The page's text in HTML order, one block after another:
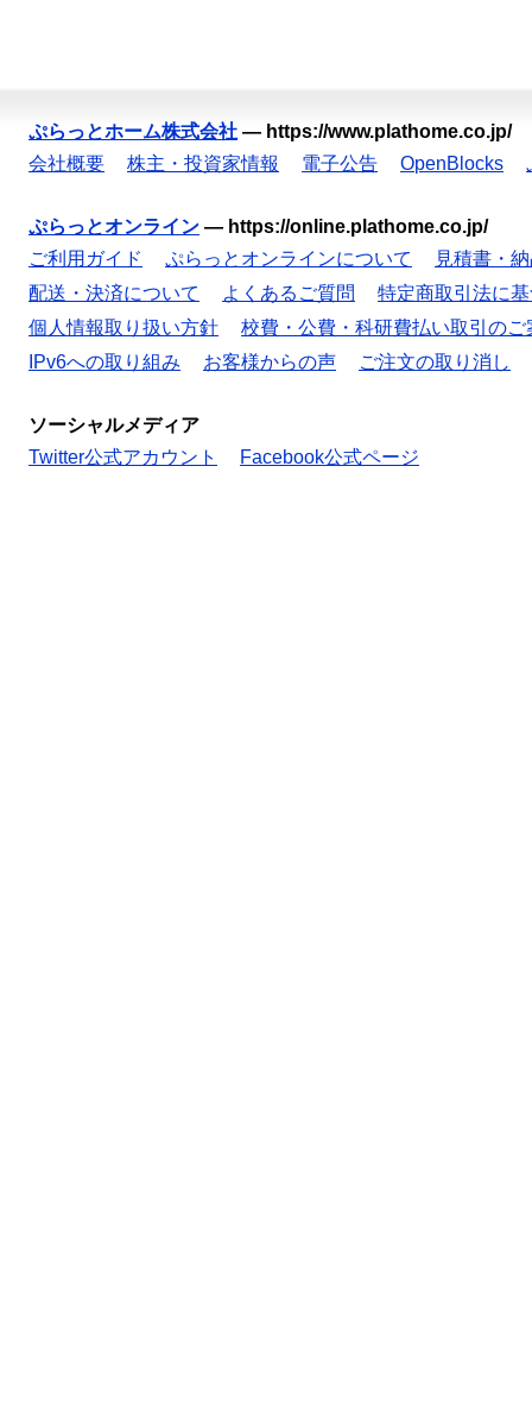
ぷらっとホーム株式会社 — https://www.plathome.co.jp/
会社概要
株主・投資家情報 電子公告 OpenBlocks
ぷらっとオンライン — https://online.plathome.co.jp/
ご利用ガイド
ぷらっとオンラインについて
見積書・
配送・決済について
よくあるご質問
特定商取引法に
個人情報取り扱い方針
校費・公費・科研費払い取引のご
IPv6への取り組み
お客様からの声 ご注文の取り消し
ソーシャルメディア
Twitter公式アカウント
Facebook公式ページ